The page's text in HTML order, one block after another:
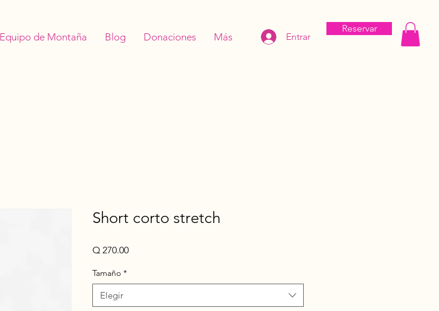
Equipo de Montaña Blog Donaciones Más Entrar
Reservar
Short corto stretch
Q 270.00Precio
Tamaño *
Elegir